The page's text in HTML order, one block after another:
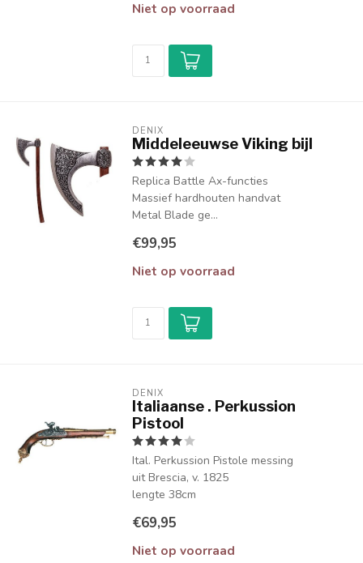
Niet op voorraad
DENIX
Middeleeuwse Viking bijl
Replica Battle Ax-functies
Massief hardhouten handvat
Metal Blade ge...
€99,95
Niet op voorraad
DENIX
Italiaanse . Perkussion
Pistool
Ital. Perkussion Pistole messing
uit Brescia, v. 1825
lengte 38cm
€69,95
Niet op voorraad